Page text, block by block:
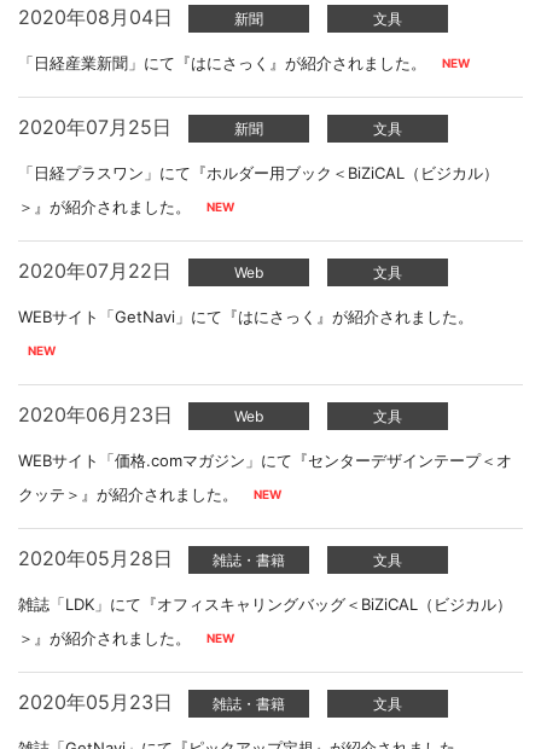
2020年08月04日 新聞 文具
「日経産業新聞」にて『はにさっく』が紹介されました。
2020年07月25日 新聞 文具
「日経プラスワン」にて『ホルダー用ブック＜BiZiCAL（ビジカル）
＞』が紹介されました。
2020年07月22日 Web 文具
WEBサイト「GetNavi」にて『はにさっく』が紹介されました。
2020年06月23日 Web 文具
WEBサイト「価格.comマガジン」にて『センターデザインテープ＜オ
クッテ＞』が紹介されました。
2020年05月28日 雑誌・書籍 文具
雑誌「LDK」にて『オフィスキャリングバッグ＜BiZiCAL（ビジカル）
＞』が紹介されました。
2020年05月23日 雑誌・書籍 文具